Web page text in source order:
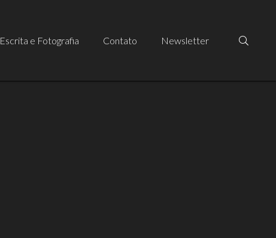
Escrita e Fotografia Contato Newsletter